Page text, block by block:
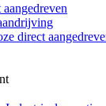
direct